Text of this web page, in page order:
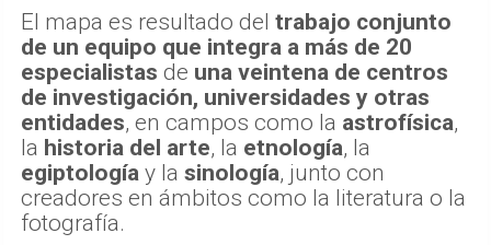
El mapa es resultado del trabajo conjunto
de un equipo que integra a más de 20
especialistas de una veintena de centros
de investigación, universidades y otras
entidades, en campos como la astrofísica,
la historia del arte, la etnología, la
egiptología y la sinología, junto con
creadores en ámbitos como la literatura o la
fotografía.